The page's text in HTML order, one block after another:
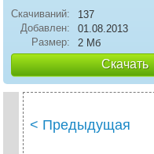
Скачиваний:
137
Добавлен:
01.08.2013
Размер:
2 Мб
Скачать
< Предыдущая